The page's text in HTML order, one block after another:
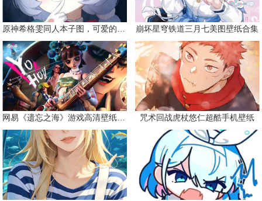
崩坏星穹铁道三月七美图壁纸合集
咒术回战虎杖悠仁超酷手机壁纸